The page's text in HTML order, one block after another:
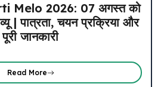
Melo 2026: 07 अगस्त को
| पात्रता, चयन प्रक्रिया और
पूरी जानकारी
Read More